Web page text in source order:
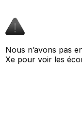
Nous n’avons pas
Xe pour voir les